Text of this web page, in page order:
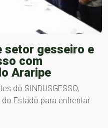
setor gesseiro e
com
Araripe
do SINDUSGESSO,
Estado para enfrentar